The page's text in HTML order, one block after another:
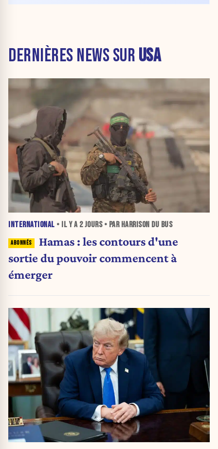
DERNIÈRES NEWS SUR USA
INTERNATIONAL • IL Y A 2 JOURS• PAR HARRISON DU BUS
Hamas : les contours d'une
sortie du pouvoir commencent à
émerger